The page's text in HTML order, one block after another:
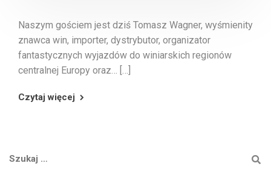
Naszym gościem jest dziś Tomasz Wagner, wyśmienity
znawca win, importer, dystrybutor, organizator
fantastycznych wyjazdów do winiarskich regionów
centralnej Europy oraz… […]
Czytaj więcej